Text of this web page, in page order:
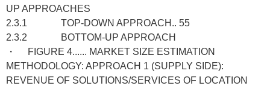
UP APPROACHES
2.3.1 TOP-DOWN APPROACH.. 55
2.3.2 BOTTOM-UP APPROACH
・ FIGURE 4...... MARKET SIZE ESTIMATION
METHODOLOGY: APPROACH 1 (SUPPLY SIDE):
REVENUE OF SOLUTIONS/SERVICES OF LOCATION